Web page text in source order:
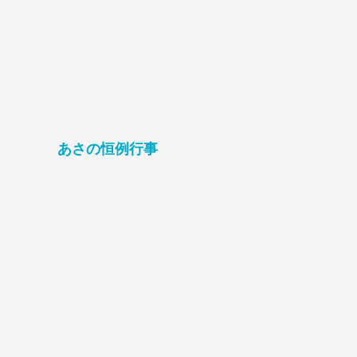
あさの恒例行事